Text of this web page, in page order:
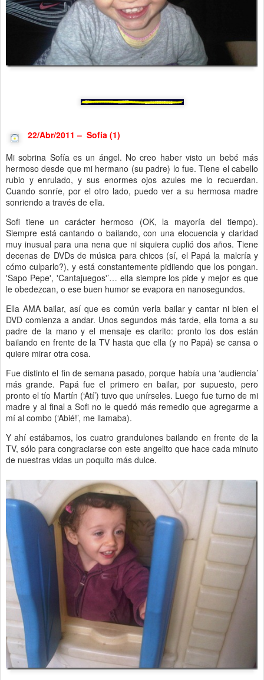
22/Abr/2011 – Sofía (1)
Mi sobrina Sofía es un ángel. No creo haber visto un bebé más
hermoso desde que mi hermano (su padre) lo fue. Tiene el cabello
rubio y enrulado, y sus enormes ojos azules me lo recuerdan.
Cuando sonríe, por el otro lado, puedo ver a su hermosa madre
sonriendo a través de ella.
Sofi tiene un carácter hermoso (OK, la mayoría del tiempo).
Siempre está cantando o bailando, con una elocuencia y claridad
muy inusual para una nena que ni siquiera cuplió dos años. Tiene
decenas de DVDs de música para chicos (sí, el Papá la malcría y
cómo culparlo?), y está constantemente pidiiendo que los pongan.
'Sapo Pepe', 'Cantajuegos'’… ella siempre los pide y mejor es que
le obedezcan, o ese buen humor se evapora en nanosegundos.
Ella AMA bailar, así que es común verla bailar y cantar ni bien el
DVD comienza a andar. Unos segundos más tarde, ella toma a su
padre de la mano y el mensaje es clarito: pronto los dos están
bailando en frente de la TV hasta que ella (y no Papá) se cansa o
quiere mirar otra cosa.
Fue distinto el fin de semana pasado, porque había una ‘audiencia’
más grande. Papá fue el primero en bailar, por supuesto, pero
pronto el tío Martín (‘Atí’) tuvo que unírseles. Luego fue turno de mi
madre y al final a Sofi no le quedó más remedio que agregarme a
mí al combo (‘Abié!’, me llamaba).
Y ahí estábamos, los cuatro grandulones bailando en frente de la
TV, sólo para congraciarse con este angelito que hace cada minuto
de nuestras vidas un poquito más dulce.